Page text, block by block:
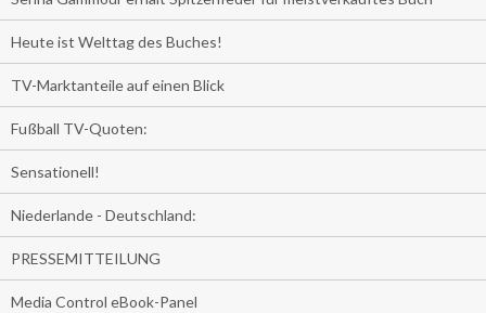
Heute ist Welttag des Buches!
TV-Marktanteile auf einen Blick
Fußball TV-Quoten:
Sensationell!
Niederlande - Deutschland:
PRESSEMITTEILUNG
Media Control eBook-Panel